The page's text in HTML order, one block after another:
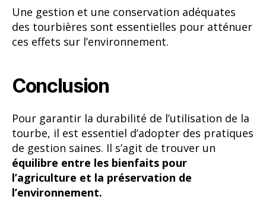
Une gestion et une conservation adéquates
des tourbières sont essentielles pour atténuer
ces effets sur l’environnement.
Conclusion
Pour garantir la durabilité de l’utilisation de la
tourbe, il est essentiel d’adopter des pratiques
de gestion saines. Il s’agit de trouver un
équilibre entre les bienfaits pour
l’agriculture et la préservation de
l’environnement.